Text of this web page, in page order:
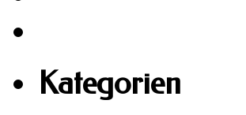
Kategorien